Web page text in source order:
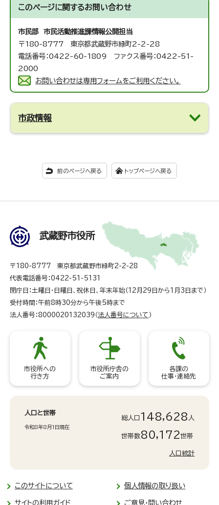
このページに関するお問い合わせ
市民部 市民活動推進課情報公開担当
〒180-8777 東京都武蔵野市緑町2-2-28
電話番号：0422-60-1809 ファクス番号：0422-51-
2000
お問い合わせは専用フォームをご利用ください。
市政情報
前のページへ戻る トップページへ戻る
武蔵野市役所
〒180-8777 東京都武蔵野市緑町2-2-28
代表電話番号：0422-51-5131
閉庁日：土曜日・日曜日、祝休日、年末年始（12月29日から1月3日まで）
受付時間：午前8時30分から午後5時まで
法人番号：8000020132039（ 法人番号について ）
市役所への
行き方
市役所庁舎の
ご案内
各課の
仕事・連絡先
人口と世帯
令和8年8月1日現在
総人口 148,628 人
世帯数80,172世帯
人口統計
このサイトについて 個人情報の取り扱い
サイトの利用ガイド ご意見・問い合わせ